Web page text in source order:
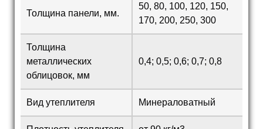
Толщина панели, мм.
50, 80, 100, 120, 150,
170, 200, 250, 300
Толщина
металлических
облицовок, мм
0,4; 0,5; 0,6; 0,7; 0,8
Вид утеплителя Минераловатный